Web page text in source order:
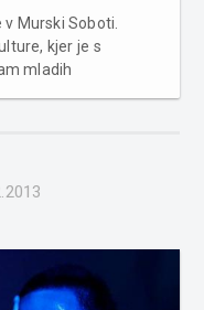
Murski Soboti.
kjer je s
mladih